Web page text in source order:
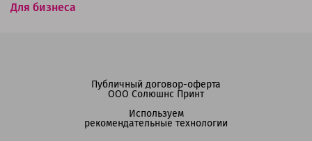
Для бизнеса
Публичный договор-оферта
ООО Солюшнс Принт
Используем
рекомендательные технологии